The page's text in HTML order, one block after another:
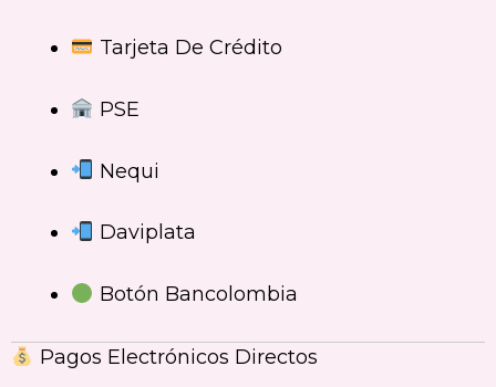
Tarjeta De Crédito
PSE
Nequi
Daviplata
Botón Bancolombia
Pagos Electrónicos Directos